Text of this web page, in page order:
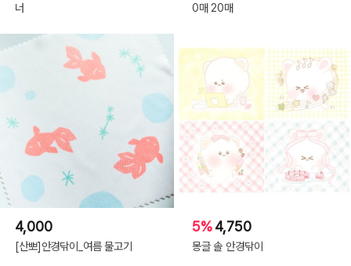
너
0매 20매
4,000
[산뽀]안경닦이_여름 물고기
5%4,750
몽글 솔 안경닦이